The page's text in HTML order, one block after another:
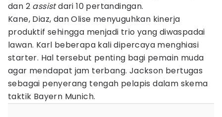
dan 2 assistdari 10 pertandingan.
Kane, Diaz, dan Olise menyuguhkan kinerja
produktif sehingga menjadi trio yang diwaspadai
lawan. Karl beberapa kali dipercaya menghiasi
starter. Hal tersebut penting bagi pemain muda
agar mendapat jam terbang. Jackson bertugas
sebagai penyerang tengah pelapis dalam skema
taktik Bayern Munich.